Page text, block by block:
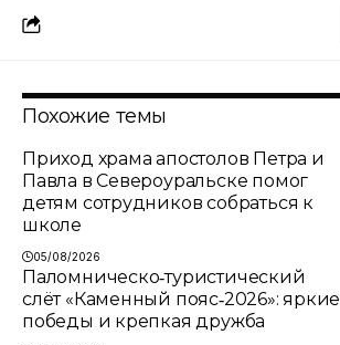
Похожие темы
Приход храма апостолов Петра и
Павла в Североуральске помог
детям сотрудников собраться к
школе
05/08/2026
Паломническо‑туристический
слёт «Каменный пояс‑2026»: яркие
победы и крепкая дружба